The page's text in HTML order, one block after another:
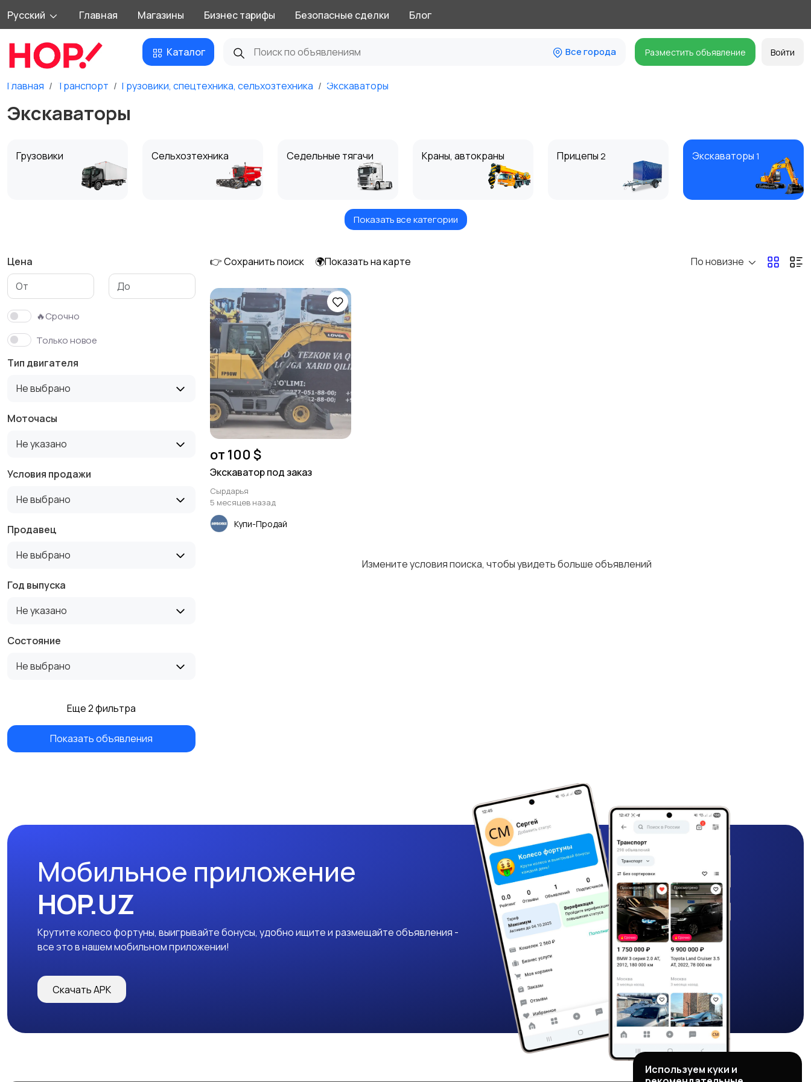
Русский Главная Магазины Бизнес тарифы Безопасные сделки Блог
Каталог Все города Разместить объявление Войти
Главная Транспорт Грузовики, спецтехника, сельхозтехника Экскаваторы
Экскаваторы
Грузовики Сельхозтехника Седельные тягачи Краны, автокраны Прицепы 2 Экскаваторы 1
Коммунальная
Лёгкий
оборудование
Аренда спецтехники
Показать все категории
Цена
🔥Срочно
Только новое
Тип двигателя
Не выбрано
Моточасы
Не указано
Условия продажи
Не выбрано
Продавец
Не выбрано
Год выпуска
Не указано
Состояние
Не выбрано
Еще 2 фильтра
Показать объявления
👉 Сохранить поиск 🌍Показать на карте По новизне
от 100 $
Экскаватор под заказ
Сырдарья
5 месяцев назад
Купи-Продай
Измените условия поиска, чтобы увидеть больше объявлений
Мобильное приложение
HOP.UZ
Крутите колесо фортуны, выигрывайте бонусы, удобно ищите и размещайте объявления -
все это в нашем мобильном приложении!
Скачать APK
Используем куки и